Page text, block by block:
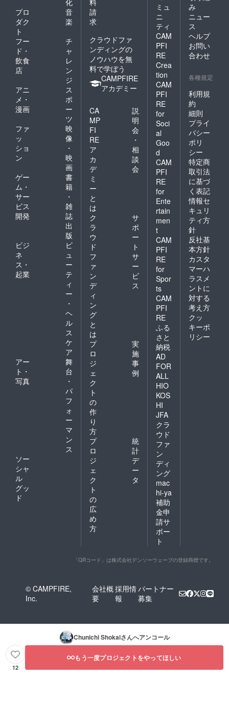
プロ
ダク
ト
音
楽
フー
ド・
飲食
店
チ
ャ
レ
ン
ジ
アニ
メ・
漫画
ス
ポ
ー
ツ
ファ
ッ
ショ
ン
映
像
・
映
画
ゲー
ム・
サー
ビス
開発
書
籍
・
雑
誌
出
版
ビジ
ネ
ス・
起業
ビ
ュ
ー
テ
ィ
ー
・
ヘ
ル
ス
ケ
ア
アー
ト・
写真
舞
台
・
パ
フ
ォ
ー
マ
ン
ス
ソー
シャ
ル
グッ
ド
請
求
クラウドファ
ンディングの
ノウハウを無
料で学ぼう
CAMPFIRE
アカデミー
CA
MP
FI
RE
ア
カ
デ
ミ
ー
と
は
説
明
会
・
相
談
会
ク
ラ
ウ
ド
フ
ァ
ン
デ
ィ
ン
グ
と
は
サ
ポ
ー
ト
サ
ー
ビ
ス
プ
ロ
ジ
ェ
ク
ト
の
作
り
方
実
施
事
例
プ
ロ
ジ
ェ
ク
ト
の
広
め
方
統
計
デ
ー
タ
ミュ
ニ
ティ
CAM
PFI
RE
Crea
tion
CAM
PFI
RE
for
Soci
al
Goo
d
CAM
PFI
RE
for
Ente
rtain
men
t
CAM
PFI
RE
for
Spor
ts
CAM
PFI
RE
ふる
さと
納税
AD
FOR
ALL
HIO
KOS
HI
JFA
クラ
ウド
ファ
ン
ディ
ング
mac
hi-ya
補助
金申
請サ
ポー
ト
み
ニュー
ス
ヘルプ
お問い
合わせ
各種規定
利用規
約
細則
プライ
バシー
ポリ
シー
特定商
取引法
に基づ
く表記
情報セ
キュリ
ティ方
針
反社基
本方針
カスタ
マーハ
ラスメ
ントに
対する
考え方
クッ
キーポ
リシー
「QRコード」は株式会社デンソーウェーブの登録商標です。
© CAMPFIRE,
Inc.
会社概
要
採用情
報
パートナー
募集
Chunichi Shokaiさんへアンコール
12
もう一度プロジェクトをやってほしい